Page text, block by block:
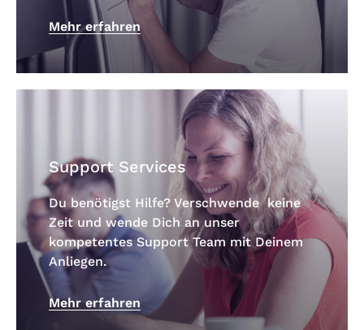
Mehr erfahren
Support Services
Du benötigst Hilfe? Verschwende keine
Zeit und wende Dich an unser
kompetentes Support Team mit Deinem
Anliegen.
Mehr erfahren